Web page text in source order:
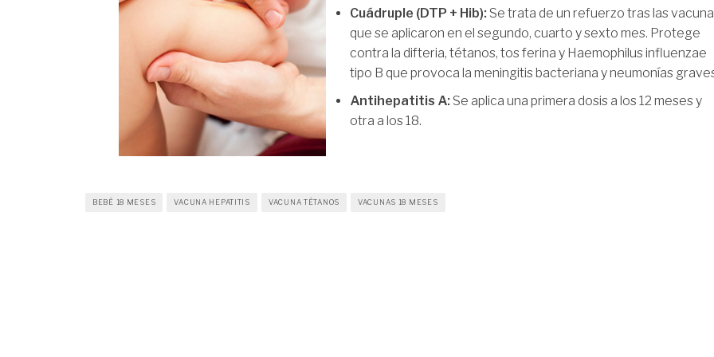
Cuádruple (DTP + Hib): Se trata de un refuerzo tras las
que se aplicaron en el segundo, cuarto y sexto mes. Protege
contra la difteria, tétanos, tos ferina y Haemophilus influenzae
tipo B que provoca la meningitis bacteriana y neumonías
Antihepatitis A: Se aplica una primera dosis a los 12 meses y
otra a los 18.
BEBÉ 18 MESES VACUNA HEPATITIS VACUNA TÉTANOS VACUNAS 18 MESES